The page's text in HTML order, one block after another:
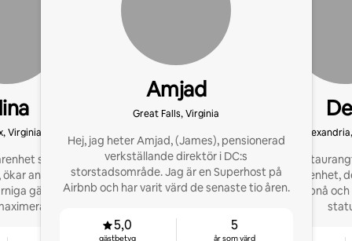
Virginia
som värd skapar
ökar antalet bokningar
gästupplevelser
dina Airbnb-
Amjad
Great Falls, Virginia
Hej, jag heter Amjad, (James), pensionerad
verkställande direktör i DC:s
storstadsområde. Jag är en Superhost på
Airbnb och har varit värd de senaste tio åren.
5,0
gästbetyg
5
år som värd
Hotell- och
värdskaps erfarenhet,
värdar att uppnå